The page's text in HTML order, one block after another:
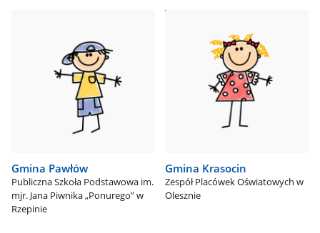
Gmina Pawłów
Publiczna Szkoła Podstawowa im.
mjr. Jana Piwnika „Ponurego” w
Rzepinie
Gmina Krasocin
Zespół Placówek Oświatowych w
Olesznie